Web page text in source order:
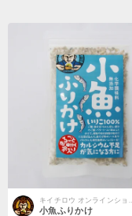
小魚ふりかけ